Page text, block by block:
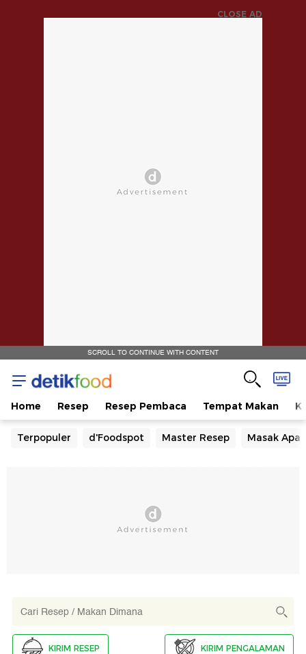
CLOSE AD
SCROLL TO CONTINUE WITH CONTENT
Home Resep Resep Pembaca Tempat Makan
Terpopuler d'Foodspot Master Resep Masak Apa
KIRIM RESEP KIRIM PENGALAMAN